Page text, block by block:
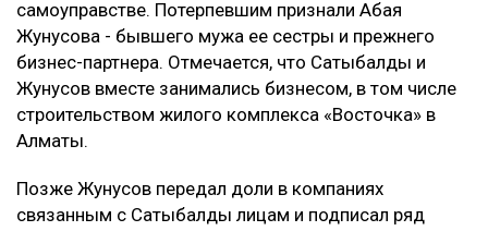
постановил взыскать с нее более 8 млрд тенге,
передаёт Ulysmedia.kz.
ЧИТАЙТЕ ТАКЖЕ
Трампу запретили строить бальный зал в Белом доме
за $400 млн
Миллиарды тенге украли на реконструкции водовода в
Атырау